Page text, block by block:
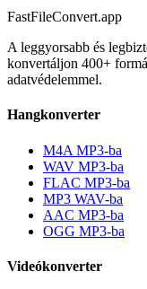
FastFileConvert.app
A leggyorsabb és
konvertáljon 400+
adatvédelemmel.
Hangkonverter
M4A MP3-ba
WAV MP3-ba
FLAC MP3-ba
MP3 WAV-ba
AAC MP3-ba
OGG MP3-ba
Videókonverter